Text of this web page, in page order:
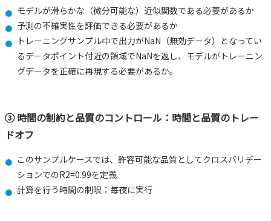
モデルが滑らかな（微分可能な）近似関数である必要があるか
予測の不確実性を評価できる必要があるか
トレーニングサンプル中で出力がNaN（無効データ）となってい
るデータポイント付近の領域でNaNを返し、モデルがトレーニン
グデータを正確に再現する必要があるか。
③ 時間の制約と品質のコントロール：時間と品質のトレー
ドオフ
このサンプルケースでは、許容可能な品質としてクロスバリデー
ションでのR2=0.99を定義
計算を行う時間の制限：毎夜に実行